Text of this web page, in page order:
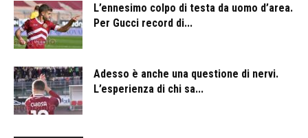
L’ennesimo colpo di testa da uomo d’area.
Per Gucci record di...
Adesso è anche una questione di nervi.
L’esperienza di chi sa...